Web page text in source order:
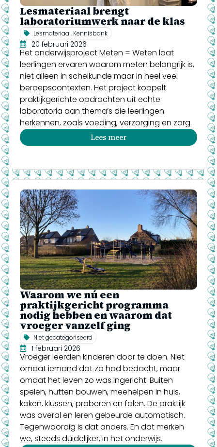
Lesmateriaal brengt
laboratoriumwerk naar de klas
Lesmateriaal, Kennisbank
20 februari 2026
Het onderwijsproject Meten = Weten laat
leerlingen ervaren waarom meten belangrijk is,
niet alleen in scheikunde maar in heel veel
beroepscontexten. Het project koppelt
praktijkgerichte opdrachten uit echte
laboratoria aan thema’s die leerlingen
herkennen, zoals voeding, verzorging en zorg.
Lees meer
Waarom we nú een
praktijkgericht programma
nodig hebben en waarom dat
vroeger vanzelf ging
Niet gecategoriseerd
1 februari 2026
Vroeger leerden kinderen door te doen. Niet
omdat iemand dat zo had bedacht, maar
omdat het leven zo was ingericht. Buiten
spelen, hutten bouwen, meehelpen in huis,
koken, klussen, proberen en falen. De praktijk
was overal en leren gebeurde automatisch.
Tegenwoordig is dat anders. En dat merken
we, steeds duidelijker, in het onderwijs.